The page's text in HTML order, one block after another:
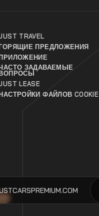
TRAVEL
ПРЕДЛОЖЕНИЯ
ЗАДАВАЕМЫЕ
LEASE
ФАЙЛОВ COOKIE